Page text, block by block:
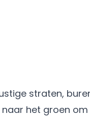
straten,
het groen